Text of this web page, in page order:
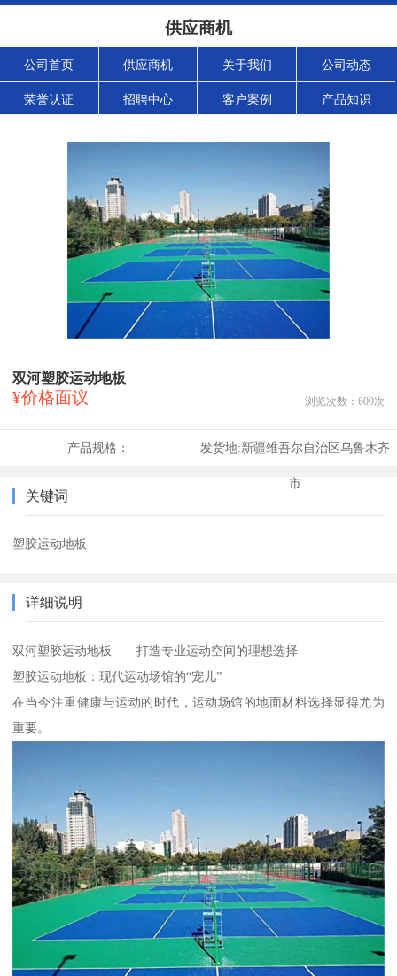
供应商机
公司首页 供应商机 关于我们 公司动态
荣誉认证 招聘中心 客户案例 产品知识
双河塑胶运动地板
¥价格面议 浏览次数： 609次
产品规格： 发货地:新疆维吾尔自治区乌鲁木齐
市
关键词
塑胶运动地板
详细说明
双河塑胶运动地板——打造专业运动空间的理想选择
塑胶运动地板：现代运动场馆的“宠儿”
在当今注重健康与运动的时代，运动场馆的地面材料选择显得尤为
重要。